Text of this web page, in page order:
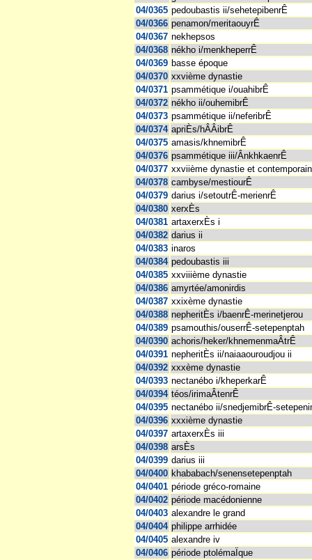
04/0365 pedoubastis ii/sehetepibenrÊ
04/0366 penamon/meritaouyrÊ
04/0367 nekhepsos
04/0368 nékho i/menkheperrÊ
04/0369 basse époque
04/0370 xxvième dynastie
04/0371 psammétique i/ouahibrÊ
04/0372 nékho ii/ouhemibrÊ
04/0373 psammétique ii/neferibrÊ
04/0374 apriÈs/hÂÂibrÊ
04/0375 amasis/khnemibrÊ
04/0376 psammétique iii/ÂnkhkaenrÊ
04/0377 xxviième dynastie et
04/0378 cambyse/mestiourÊ
04/0379 darius i/setoutrÊ-merienrÊ
04/0380 xerxÈs
04/0381 artaxerxÈs i
04/0382 darius ii
04/0383 inaros
04/0384 pedoubastis iii
04/0385 xxviiième dynastie
04/0386 amyrtée/amonirdis
04/0387 xxixème dynastie
04/0388 nepheritÈs i/baenrÊ-merinetjerou
04/0389 psamouthis/ouserrÊ-setepenptah
04/0390 achoris/heker/khnemenmaÂtrÊ
04/0391 nepheritÈs ii/naiaaouroudjou ii
04/0392 xxxème dynastie
04/0393 nectanébo i/kheperkarÊ
04/0394 téos/irimaÂtenrÊ
04/0395 nectanébo ii/snedjemibrÊ-
04/0396 xxxième dynastie
04/0397 artaxerxÈs iii
04/0398 arsÈs
04/0399 darius iii
04/0400 khababach/senensetepenptah
04/0401 période gréco-romaine
04/0402 période macédonienne
04/0403 alexandre le grand
04/0404 philippe arrhidée
04/0405 alexandre iv
04/0406 période ptolémaÏque